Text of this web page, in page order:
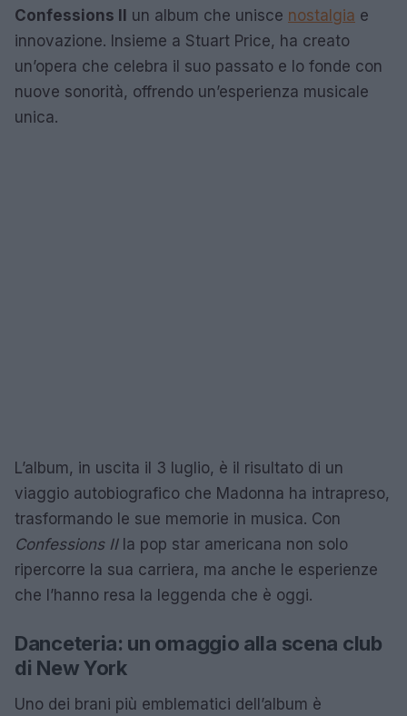
Confessions II
un album che unisce nostalgia e
innovazione. Insieme a Stuart Price, ha creato
un’opera che celebra il suo passato e lo fonde con
nuove sonorità, offrendo un’esperienza musicale
unica.
L’album, in uscita il 3 luglio, è il risultato di un
viaggio autobiografico che Madonna ha intrapreso,
trasformando le sue memorie in musica. Con
Confessions IIla pop star americana non solo
ripercorre la sua carriera, ma anche le esperienze
che l’hanno resa la leggenda che è oggi.
Danceteria: un omaggio alla scena club
di New York
Uno dei brani più emblematici dell’album è